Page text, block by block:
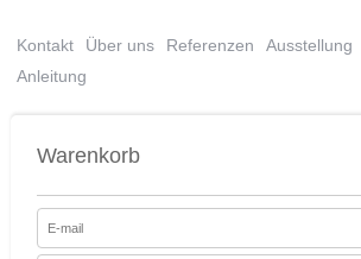
Kontakt Über uns Referenzen Ausstellung
Anleitung
Warenkorb